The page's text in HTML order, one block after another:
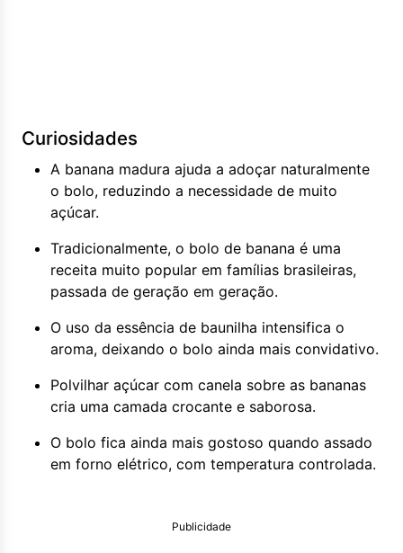
Curiosidades
A banana madura ajuda a adoçar naturalmente
o bolo, reduzindo a necessidade de muito
açúcar.
Tradicionalmente, o bolo de banana é uma
receita muito popular em famílias brasileiras,
passada de geração em geração.
O uso da essência de baunilha intensifica o
aroma, deixando o bolo ainda mais convidativo.
Polvilhar açúcar com canela sobre as bananas
cria uma camada crocante e saborosa.
O bolo fica ainda mais gostoso quando assado
em forno elétrico, com temperatura controlada.
Publicidade